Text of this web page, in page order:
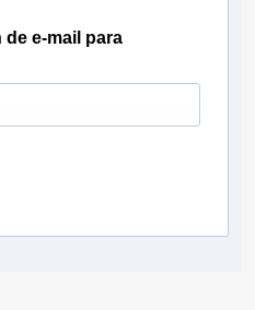
e-mail para